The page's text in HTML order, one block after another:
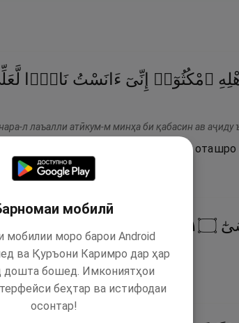
ٱمْكُثُوٓا۟ إِنِّىٓ ءَانَسْتُ نَارًۭا
л лаъалли атӣкум-м минҳа би қабасин ав аҷиду
(дар ин ҷо), ҳаройина, ман
он оташ раҳнамое биёбам!».
۝١١
Эй Мӯсо!
мобилӣ
мобилии моро барои Android
ва Қуръони Каримро дар ҳар
дошта бошед. Имкониятҳои
беҳтар ва истифодаи
осонтар!